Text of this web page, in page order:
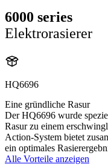
6000 series
Elektrorasierer
HQ6696
Eine gründliche Rasur
Der HQ6696 wurde
Rasur zu einem
Action-System bietet
ein optimales
Alle Vorteile anzeigen